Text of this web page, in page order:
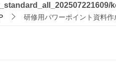
研修用パワーポイント資料作